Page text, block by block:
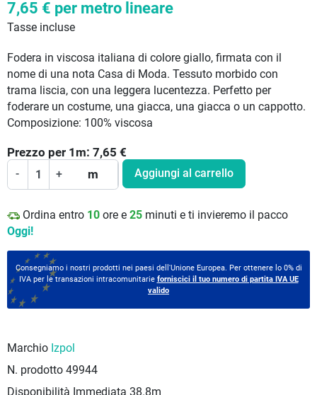
7,65 € per metro lineare
Tasse incluse
Fodera in viscosa italiana di colore giallo, firmata con il
nome di una nota Casa di Moda. Tessuto morbido con
trama liscia, con una leggera lucentezza. Perfetto per
foderare un costume, una giacca, una giacca o un cappotto.
Composizione: 100% viscosa
Prezzo per 1 m: 7,65 €
- + m Aggiungi al carrello
Ordina entro 10 ore e 25 minuti e ti invieremo il pacco
Oggi!
Consegniamo i nostri prodotti nei paesi dell'Unione Europea. Per ottenere lo 0% di
IVA per le transazioni intracomunitarie forniscici il tuo numero di partita IVA UE
valido
Marchio Izpol
N. prodotto 49944
Disponibilità Immediata 38.8m